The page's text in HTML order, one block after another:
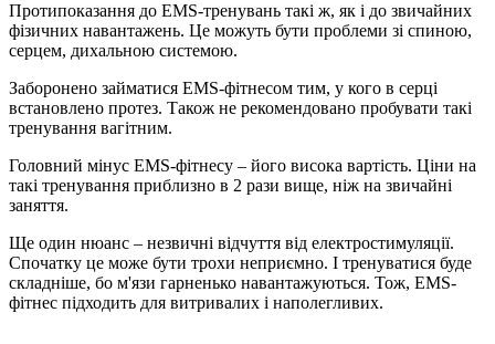
Протипоказання до EMS-тренувань такі ж, як і до звичайних
фізичних навантажень. Це можуть бути проблеми зі спиною,
серцем, дихальною системою.
Заборонено займатися EMS-фітнесом тим, у кого в серці
встановлено протез. Також не рекомендовано пробувати такі
тренування вагітним.
Головний мінус EMS-фітнесу – його висока вартість. Ціни на
такі тренування приблизно в 2 рази вище, ніж на звичайні
заняття.
Ще один нюанс – незвичні відчуття від електростимуляції.
Спочатку це може бути трохи неприємно. І тренуватися буде
складніше, бо м'язи гарненько навантажуються. Тож, EMS-
фітнес підходить для витривалих і наполегливих.